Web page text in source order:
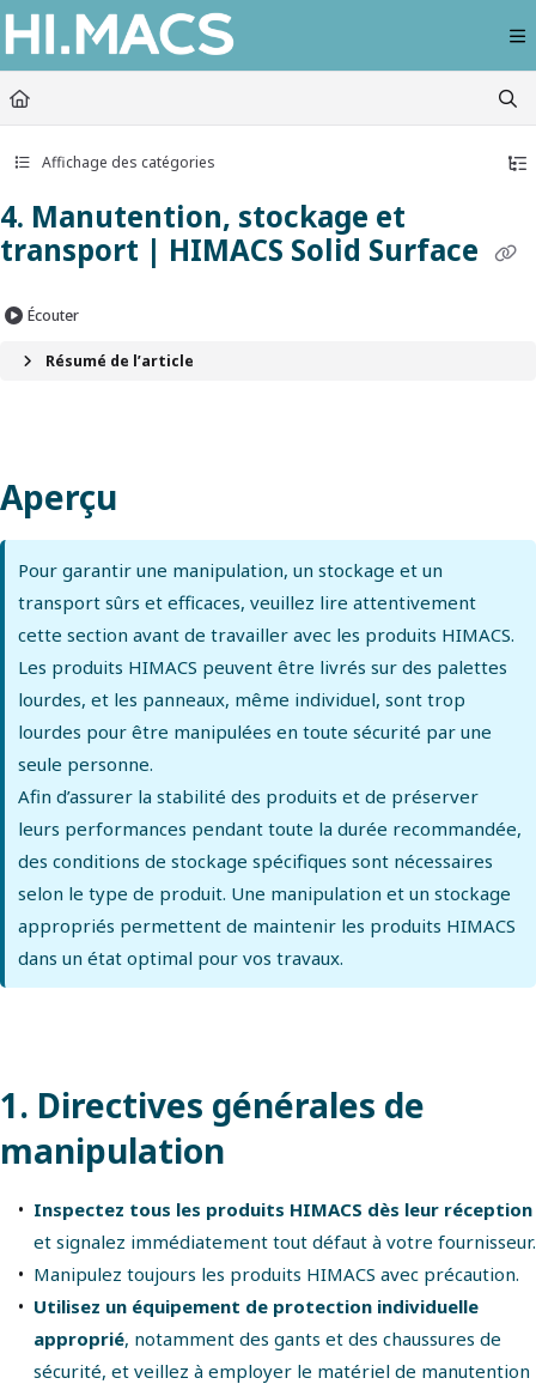
Documentation Index
Fetch the complete documentation index at:
https://himacs-
Use this file to discover all available pages before exploring further.
Affichage des catégories
4. Manutention, stockage et
transport | HIMACS Solid Surface
Écouter
Résumé de l’article
Aperçu
Pour garantir une manipulation, un stockage et un
transport sûrs et efficaces, veuillez lire attentivement
cette section avant de travailler avec les produits HIMACS.
Les produits HIMACS peuvent être livrés sur des palettes
lourdes, et les panneaux, même individuel, sont trop
lourdes pour être manipulées en toute sécurité par une
seule personne.
Afin d’assurer la stabilité des produits et de préserver
leurs performances pendant toute la durée recommandée,
des conditions de stockage spécifiques sont nécessaires
selon le type de produit. Une manipulation et un stockage
appropriés permettent de maintenir les produits HIMACS
dans un état optimal pour vos travaux.
1. Directives générales de
manipulation
Inspectez tous les produits HIMACS dès leur réception
et signalez immédiatement tout défaut à votre fournisseur.
Manipulez toujours les produits HIMACS avec précaution.
Utilisez un équipement de protection individuelle
approprié, notamment des gants et des chaussures de
sécurité, et veillez à employer le matériel de manutention